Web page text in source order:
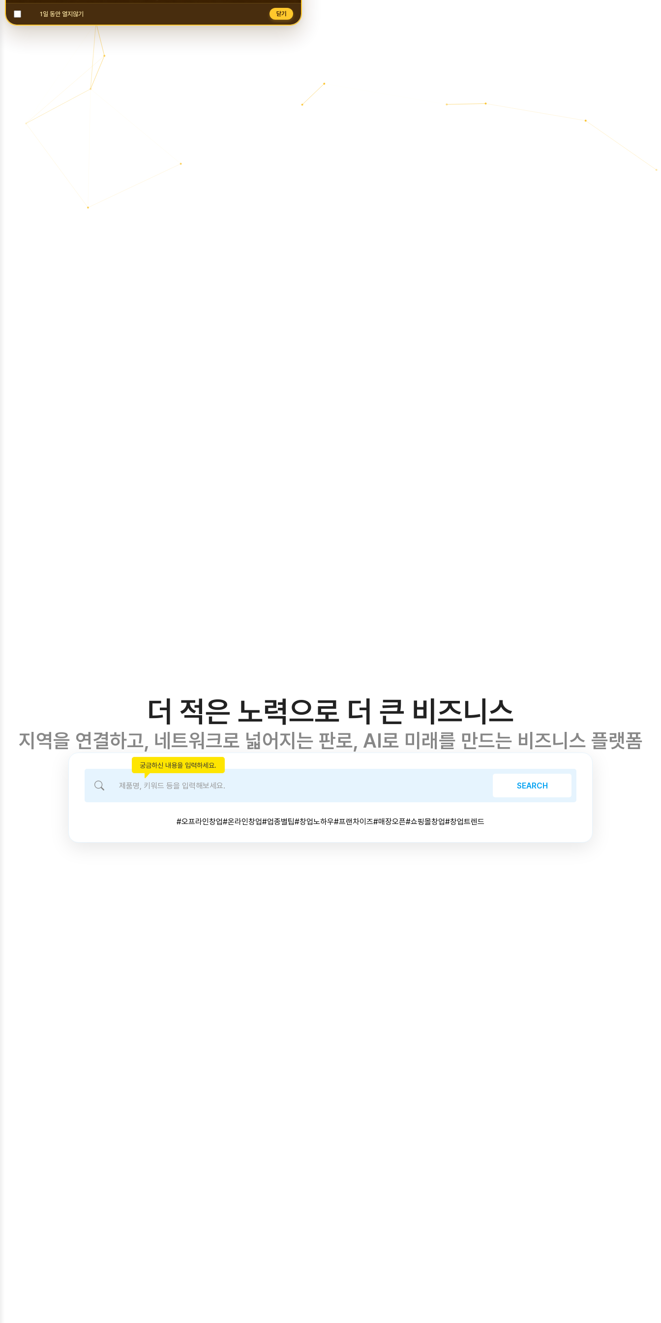
더 적은 노력으로 더 큰 비즈니스
지역을 연결하고, 네트워크로 넓어지는 판로, AI로 미래를 만드는 비즈니스 플랫폼
궁금하신 내용을 입력하세요.
SEARCH
#오프라인창업#온라인창업#업종별팁#창업노하우#프랜차이즈#매장오픈#쇼핑몰창업#창업트렌드